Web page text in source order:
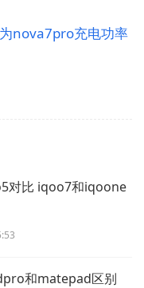
nova7pro充电功率
对比 iqoo7和iqoone
和matepad区别